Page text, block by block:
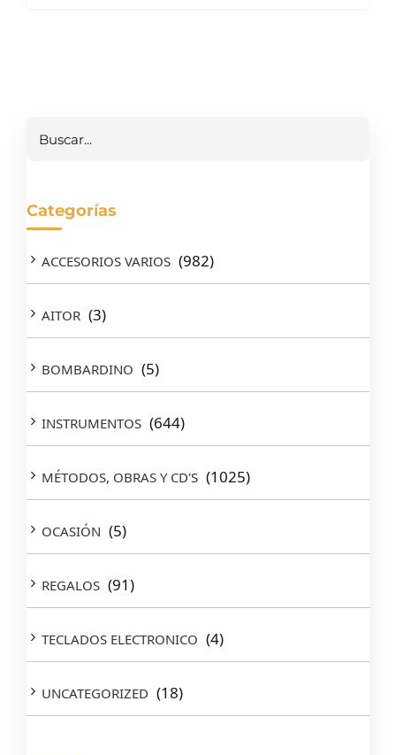
Categorías
ACCESORIOS VARIOS (982)
AITOR (3)
BOMBARDINO (5)
INSTRUMENTOS (644)
MÉTODOS, OBRAS Y CD'S (1025)
OCASIÓN (5)
REGALOS (91)
TECLADOS ELECTRONICO (4)
UNCATEGORIZED (18)